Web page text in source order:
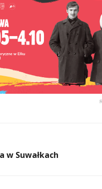
w Suwałkach